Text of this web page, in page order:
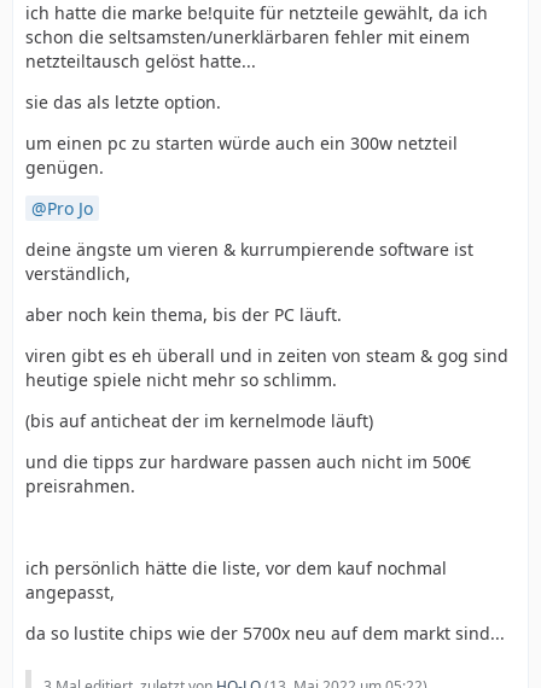
ich hatte die marke be!quite für netzteile gewählt, da ich
schon die seltsamsten/unerklärbaren fehler mit einem
netzteiltausch gelöst hatte...
sie das als letzte option.
um einen pc zu starten würde auch ein 300w netzteil
genügen.
Pro Jo
deine ängste um vieren & kurrumpierende software ist
verständlich,
aber noch kein thema, bis der PC läuft.
viren gibt es eh überall und in zeiten von steam & gog sind
heutige spiele nicht mehr so schlimm.
(bis auf anticheat der im kernelmode läuft)
und die tipps zur hardware passen auch nicht im 500€
preisrahmen.
ich persönlich hätte die liste, vor dem kauf nochmal
angepasst,
da so lustite chips wie der 5700x neu auf dem markt sind...